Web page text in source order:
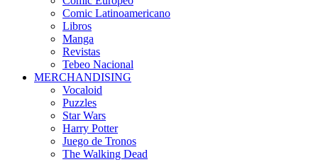
Comic Latinoamericano
Libros
Manga
Revistas
Tebeo Nacional
MERCHANDISING
Vocaloid
Puzzles
Star Wars
Harry Potter
Juego de Tronos
The Walking Dead